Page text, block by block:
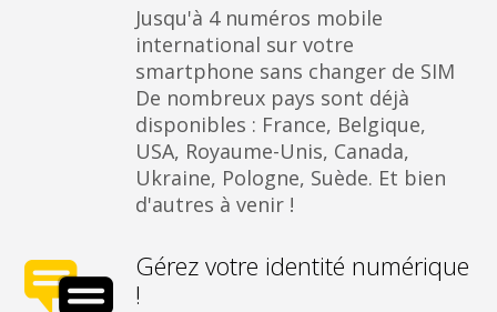
Jusqu'à 4 numéros mobile
international sur votre
smartphone sans changer de SIM
De nombreux pays sont déjà
disponibles : France, Belgique,
USA, Royaume-Unis, Canada,
Ukraine, Pologne, Suède. Et bien
d'autres à venir !
Gérez votre identité numérique
!